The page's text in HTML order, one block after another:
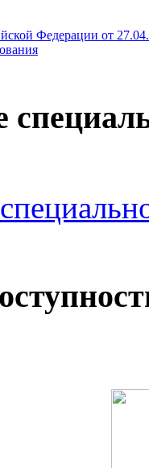
Федерации от